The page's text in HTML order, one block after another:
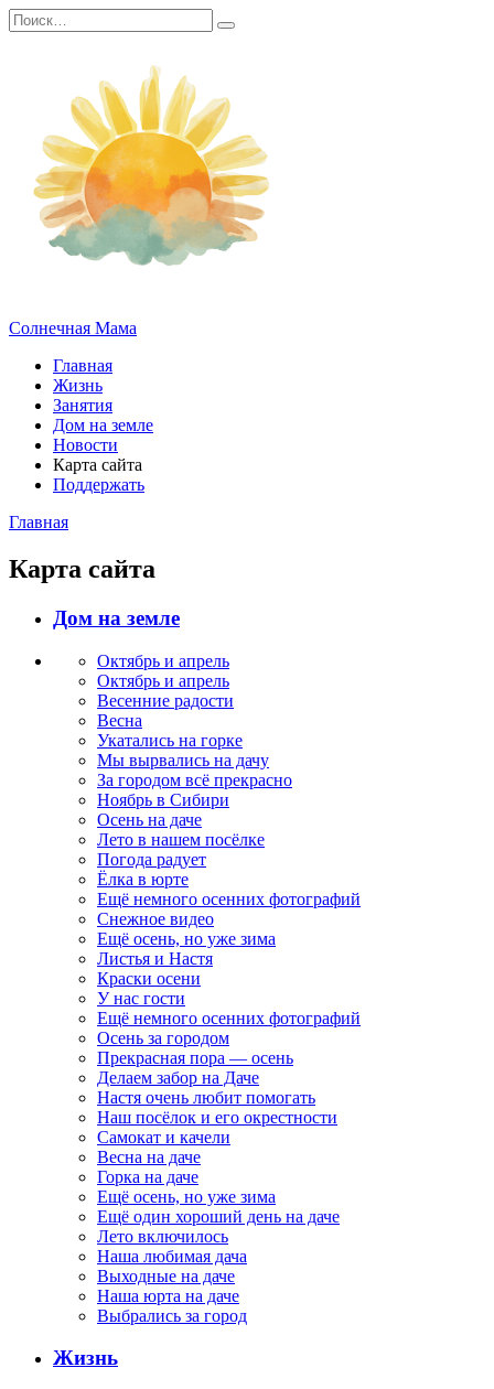
Перейти
к
Search
for:
Солнечная Мама
Главная
Жизнь
Занятия
Дом на земле
Новости
Карта сайта
Поддержать
Главная
Карта сайта
Дом на земле
Октябрь и апрель
Октябрь и апрель
Весенние радости
Весна
Укатались на горке
Мы вырвались на дачу
За городом всё прекрасно
Ноябрь в Сибири
Осень на даче
Лето в нашем посёлке
Погода радует
Ёлка в юрте
Ещё немного осенних фотографий
Снежное видео
Ещё осень, но уже зима
Листья и Настя
Краски осени
У нас гости
Ещё немного осенних фотографий
Осень за городом
Прекрасная пора — осень
Делаем забор на Даче
Настя очень любит помогать
Наш посёлок и его окрестности
Самокат и качели
Весна на даче
Горка на даче
Ещё осень, но уже зима
Ещё один хороший день на даче
Лето включилось
Наша любимая дача
Выходные на даче
Наша юрта на даче
Выбрались за город
Жизнь